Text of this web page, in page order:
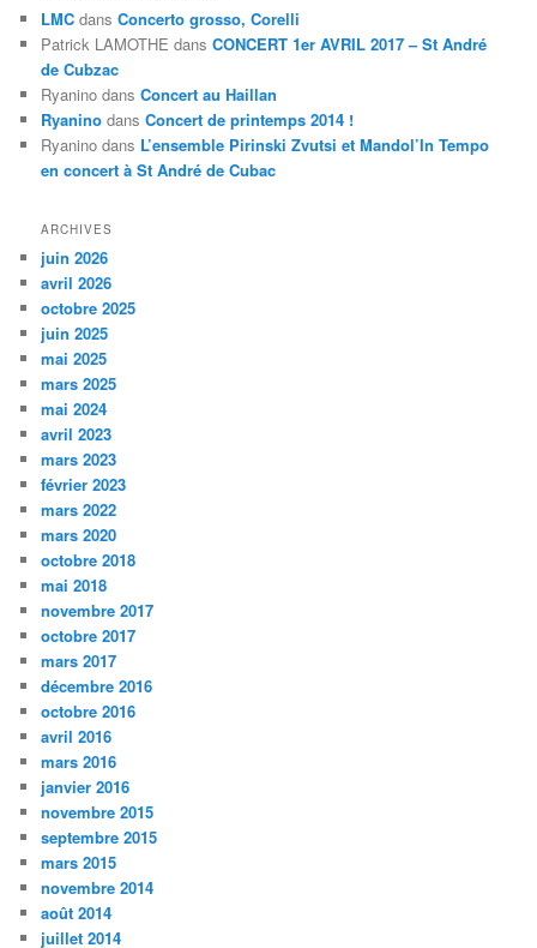
LMC dansConcerto grosso, Corelli
Patrick LAMOTHE dansCONCERT 1er AVRIL 2017 – St André
de Cubzac
Ryanino dansConcert au Haillan
Ryanino dansConcert de printemps 2014 !
Ryanino dans L’ensemble Pirinski Zvutsi et Mandol’In Tempo
en concert à St André de Cubac
ARCHIVES
juin 2026
avril 2026
octobre 2025
juin 2025
mai 2025
mars 2025
mai 2024
avril 2023
mars 2023
février 2023
mars 2022
mars 2020
octobre 2018
mai 2018
novembre 2017
octobre 2017
mars 2017
décembre 2016
octobre 2016
avril 2016
mars 2016
janvier 2016
novembre 2015
septembre 2015
mars 2015
novembre 2014
août 2014
juillet 2014